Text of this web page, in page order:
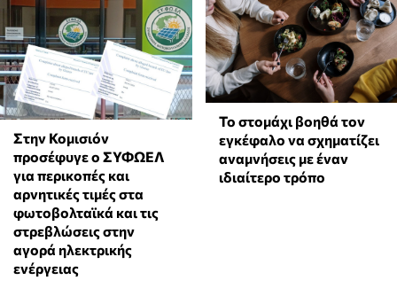
Στην Κομισιόν
προσέφυγε ο ΣΥΦΩΕΛ
για περικοπές και
αρνητικές τιμές στα
φωτοβολταϊκά και τις
στρεβλώσεις στην
αγορά ηλεκτρικής
ενέργειας
Το στομάχι βοηθά τον
εγκέφαλο να σχηματίζει
αναμνήσεις με έναν
ιδιαίτερο τρόπο